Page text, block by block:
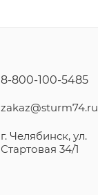
8-800-100-5485
zakaz@sturm74.ru
г. Челябинск, ул.
Стартовая 34/1